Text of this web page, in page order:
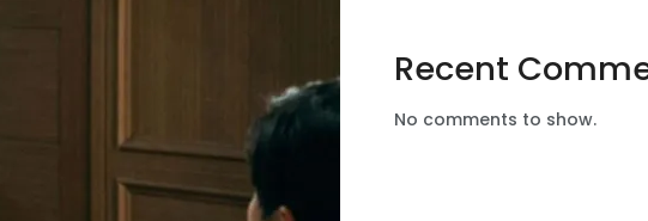
Recent
No comments to show.